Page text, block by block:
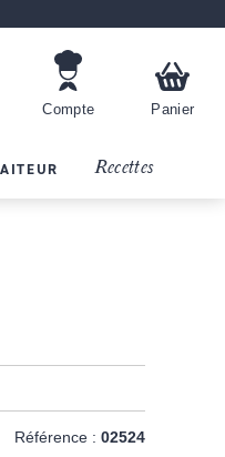
Compte Panier
Recettes
Référence : 02524